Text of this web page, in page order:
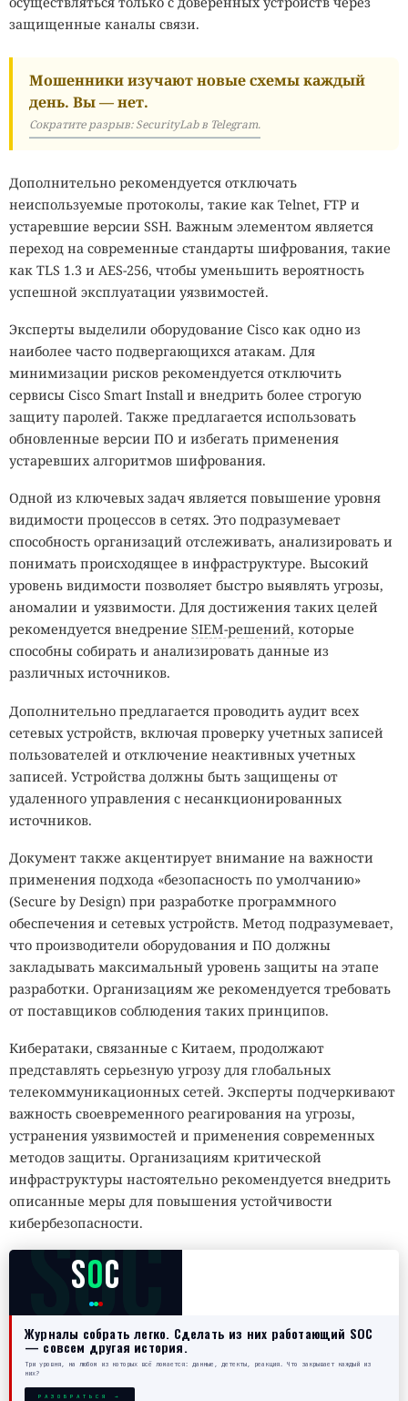
защищенные каналы связи.
Мошенники изучают новые схемы каждый
день. Вы — нет.
Сократите разрыв: SecurityLab в Telegram.
Дополнительно рекомендуется отключать
неиспользуемые протоколы, такие как Telnet, FTP и
устаревшие версии SSH. Важным элементом является
переход на современные стандарты шифрования, такие
как TLS 1.3 и AES-256, чтобы уменьшить вероятность
успешной эксплуатации уязвимостей.
Эксперты выделили оборудование Cisco как одно из
наиболее часто подвергающихся атакам. Для
минимизации рисков рекомендуется отключить
сервисы Cisco Smart Install и внедрить более строгую
защиту паролей. Также предлагается использовать
обновленные версии ПО и избегать применения
устаревших алгоритмов шифрования.
Одной из ключевых задач является повышение уровня
видимости процессов в сетях. Это подразумевает
способность организаций отслеживать, анализировать и
понимать происходящее в инфраструктуре. Высокий
уровень видимости позволяет быстро выявлять угрозы,
аномалии и уязвимости. Для достижения таких целей
рекомендуется внедрение SIEM-решений, которые
способны собирать и анализировать данные из
различных источников.
Дополнительно предлагается проводить аудит всех
сетевых устройств, включая проверку учетных записей
пользователей и отключение неактивных учетных
записей. Устройства должны быть защищены от
удаленного управления с несанкционированных
источников.
Документ также акцентирует внимание на важности
применения подхода «безопасность по умолчанию»
(Secure by Design) при разработке программного
обеспечения и сетевых устройств. Метод подразумевает,
что производители оборудования и ПО должны
закладывать максимальный уровень защиты на этапе
разработки. Организациям же рекомендуется требовать
от поставщиков соблюдения таких принципов.
Кибератаки, связанные с Китаем, продолжают
представлять серьезную угрозу для глобальных
телекоммуникационных сетей. Эксперты подчеркивают
важность своевременного реагирования на угрозы,
устранения уязвимостей и применения современных
методов защиты. Организациям критической
инфраструктуры настоятельно рекомендуется внедрить
описанные меры для повышения устойчивости
кибербезопасности.
SOC
SOC
Журналы собрать легко. Сделать из них работающий SOC
— совсем другая история.
Три уровня, на любом из которых всё ломается: данные, детекты, реакция. Что закрывает каждый из
них?
РАЗОБРАТЬСЯ →